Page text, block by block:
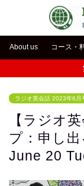
About us コース・
ラジオ英会話 2023年6月
【ラジオ
プ：申し
June 20